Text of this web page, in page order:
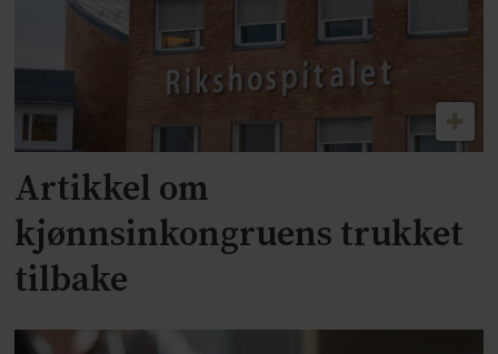
Artikkel om
kjønnsinkongruens trukket
tilbake